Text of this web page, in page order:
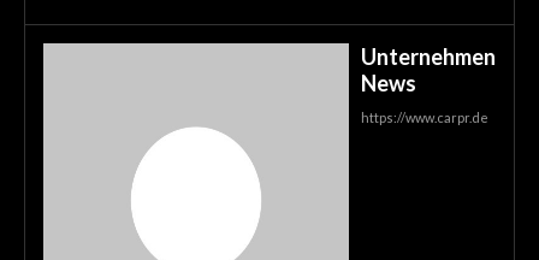
Unternehmen
News
https://www.carpr.de